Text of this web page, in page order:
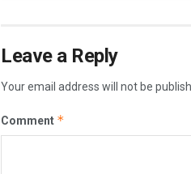
Leave a Reply
Your email address will not be
Comment *